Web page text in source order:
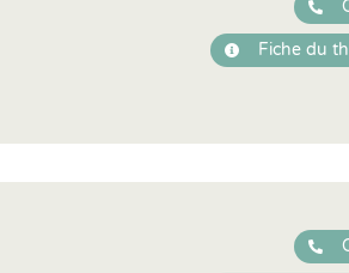
Fiche du